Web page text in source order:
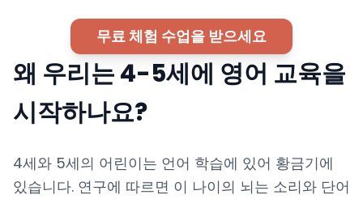
무료 체험 수업을 받으세요
왜 우리는 4-5세에 영어 교육을
시작하나요?
4세와 5세의 어린이는 언어 학습에 있어 황금기에
있습니다. 연구에 따르면 이 나이의 뇌는 소리와 단어